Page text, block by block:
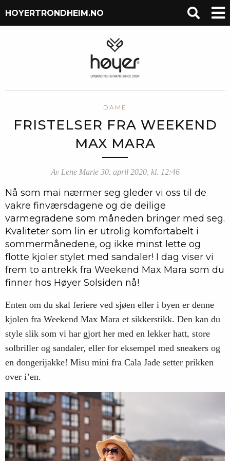
HOYERTRONDHEIM.NO
DAME
FRISTELSER FRA WEEKEND
MAX MARA
Av Lene Marie 30. april 2020, kl. 12:46
Nå som mai nærmer seg gleder vi oss til de
vakre finværsdagene og de deilige
varmegradene som måneden bringer med seg.
Kvaliteter som lin er utrolig komfortabelt i
sommermånedene, og ikke minst lette og
flotte kjoler stylet med sandaler! I dag viser vi
frem to antrekk fra Weekend Max Mara som du
finner hos Høyer Solsiden nå!
Enten om du skal feriere ved sjøen eller i byen er denne
kjolen fra Weekend Max Mara et sikkerstikk. Den kan du
style slik som vi har gjort her med en lekker hatt, store
solbriller og sandaler, eller for eksempel med sneakers og
en dongerijakke! Misu mini fra Cala Jade setter prikken
over i’en.